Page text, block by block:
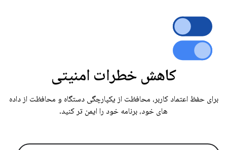
کاهش خطرات امنیتی
برای حفظ اعتماد کاربر، محافظت از یکپارچگی دستگاه و محافظت از داده
های خود، برنامه خود را ایمن تر کنید.